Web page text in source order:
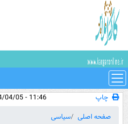
چاپ
11:46 - 1404/04/05
صفحه اصلی
سیاسی